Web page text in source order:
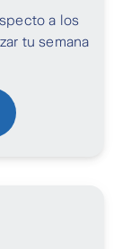
a los
tu semana